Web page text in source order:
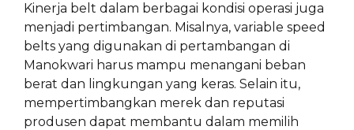
Kinerja belt dalam berbagai kondisi operasi juga
menjadi pertimbangan. Misalnya, variable speed
belts yang digunakan di pertambangan di
Manokwari harus mampu menangani beban
berat dan lingkungan yang keras. Selain itu,
mempertimbangkan merek dan reputasi
produsen dapat membantu dalam memilih